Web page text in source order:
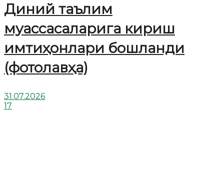
Диний таълим
муассасаларига кириш
имтиҳонлари бошланди
(фотолавҳа)
31.07.2026
17